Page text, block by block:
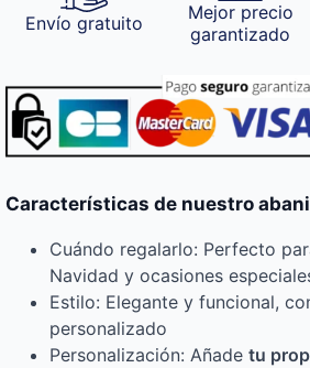
Envío gratuito
Mejor precio
garantizado
Características de nuestro
Cuándo regalarlo: Perfecto
Navidad y ocasiones
Estilo: Elegante y funcional,
personalizado
Personalización: Añade tu